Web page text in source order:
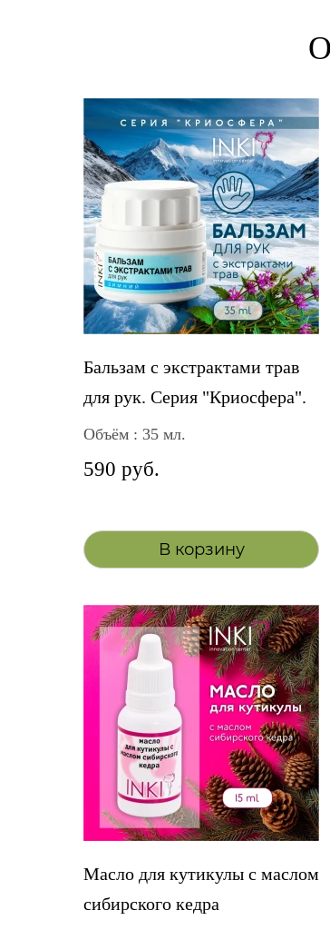
Бальзам с экстрактами трав
для рук. Серия "Криосфера".
Объём : 35 мл.
590 руб.
В корзину
Масло для кутикулы с маслом
сибирского кедра